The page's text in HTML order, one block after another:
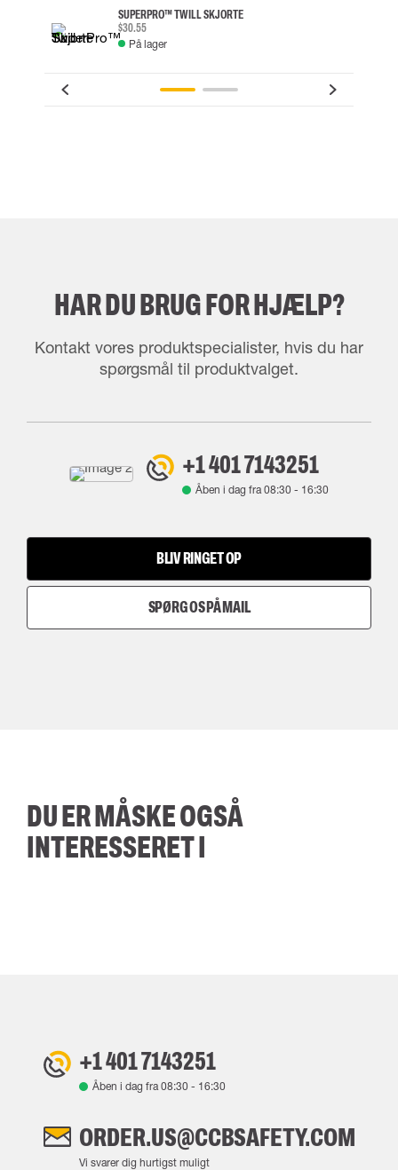
SUPERPRO™ TWILL SKJORTE
$30.55
På lager
HAR DU BRUG FOR HJÆLP?
Kontakt vores produktspecialister, hvis du har
spørgsmål til produktvalget.
+1 401 7143251
Åben i dag fra08:30- 16:30
BLIV RINGET OP
SPØRG OS PÅ MAIL
DU ER MÅSKE OGSÅ
INTERESSERET I
+1 401 7143251
Åben i dag fra08:30- 16:30
ORDER.US@CCBSAFETY.COM
Vi svarer dig hurtigst muligt